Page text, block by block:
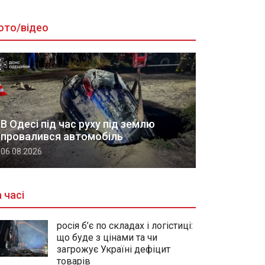
відео
В Одесі під час руху під землю
провалився автомобіль
06.08.2026
часі
росія б’є по складах і логістиці:
що буде з цінами та чи
загрожує Україні дефіцит
товарів